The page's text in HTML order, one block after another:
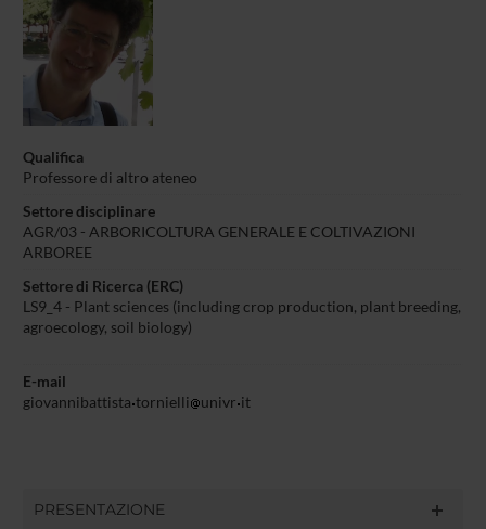
Qualifica
Professore di altro ateneo
Settore disciplinare
AGR/03 - ARBORICOLTURA GENERALE E COLTIVAZIONI
ARBOREE
Settore di Ricerca (ERC)
LS9_4 - Plant sciences (including crop production, plant breeding,
agroecology, soil biology)
E-mail
giovannibattista tornielli univr it
PRESENTAZIONE